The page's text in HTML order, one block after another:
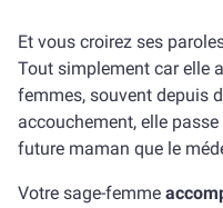
Et vous croirez ses
Tout simplement car elle
femmes, souvent depuis
accouchement, elle
future maman que le
Votre sage-femme